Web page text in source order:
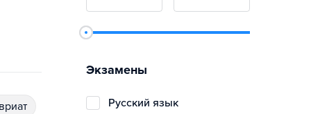
Экзамены
русский язык